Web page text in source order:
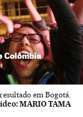
Colômbia
em Bogotá.
MARIO TAMA